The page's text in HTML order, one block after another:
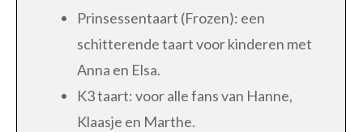
Prinsessentaart (Frozen): een
schitterende taart voor kinderen met
Anna en Elsa.
K3 taart: voor alle fans van Hanne,
Klaasje en Marthe.